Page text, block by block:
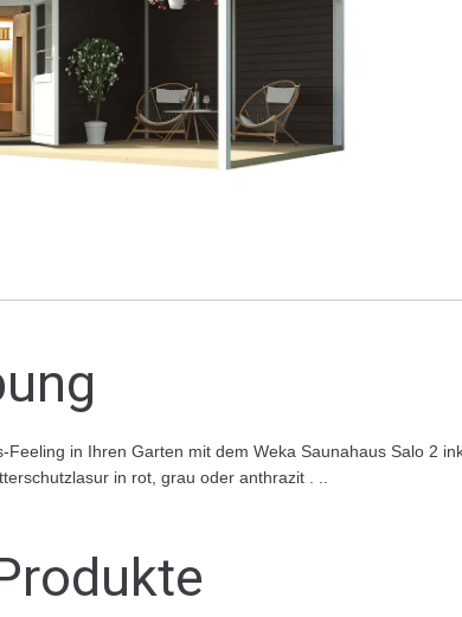
Feeling in Ihren Garten mit dem Weka Saunahaus Salo 2
in rot, grau oder anthrazit . ..